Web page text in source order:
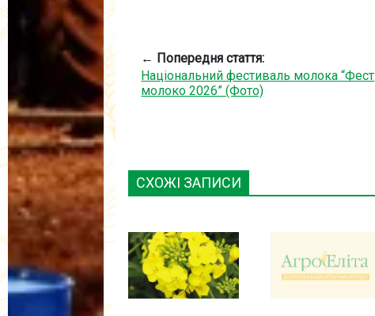
← Попередня стаття:
Національний фестиваль молока “Фест
молоко 2026” (Фото)
СХОЖІ ЗАПИСИ